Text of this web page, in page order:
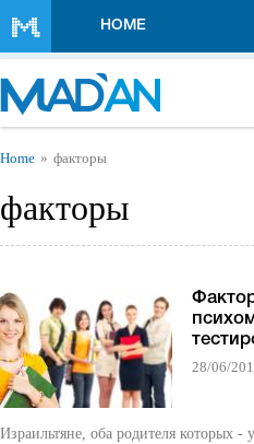
HOME
You are here
Home факторы
факторы
28/06/
Израильтяне, оба родителя которых